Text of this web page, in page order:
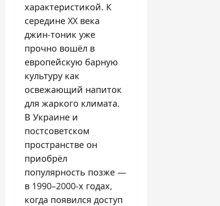
характеристикой. К
середине XX века
джин-тоник уже
прочно вошёл в
европейскую барную
культуру как
освежающий напиток
для жаркого климата.
В Украине и
постсоветском
пространстве он
приобрёл
популярность позже —
в 1990–2000-х годах,
когда появился доступ